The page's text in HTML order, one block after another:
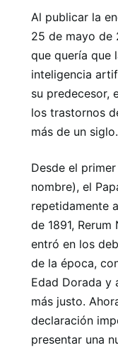
Al publicar la
25 de mayo de
que quería que
inteligencia
su predecesor,
los trastornos
más de un siglo.
Desde el
nombre), el
repetidamente
de 1891,
entró en los
de la época,
Edad Dorada y
más justo.
declaración
presentar una